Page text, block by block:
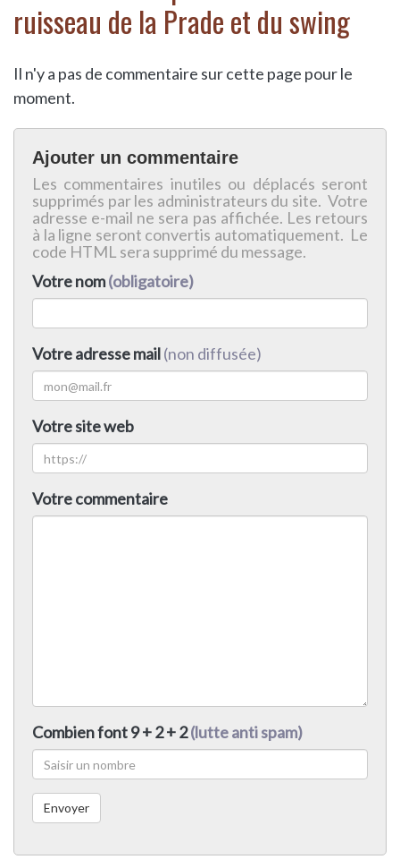
ruisseau de la Prade et du swing
Il n'y a pas de commentaire sur cette page pour le
moment.
Ajouter un commentaire
Les commentaires inutiles ou déplacés seront
supprimés par les administrateurs du site. Votre
adresse e-mail ne sera pas affichée. Les retours
à la ligne seront convertis automatiquement. Le
code HTML sera supprimé du message.
Votre nom(obligatoire)
Votre adresse mail(non diffusée)
Votre site web
Votre commentaire
Combien font 9 + 2 + 2(lutte anti spam)